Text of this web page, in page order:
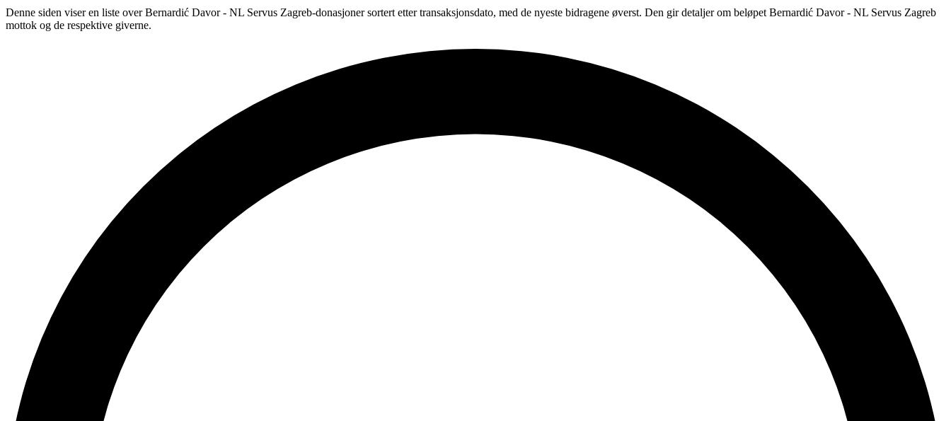
Denne siden viser en liste over Bernardić Davor - NL Servus Zagreb-donasjoner sortert etter transaksjonsdato, med de nyeste bidragene øverst. Den gir detaljer om beløpet Bernardić Davor - NL Servus Zagreb
mottok og de respektive giverne.